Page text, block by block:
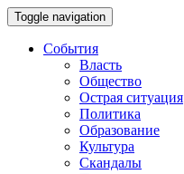
Toggle navigation
События
Власть
Общество
Острая ситуация
Политика
Образование
Культура
Скандалы